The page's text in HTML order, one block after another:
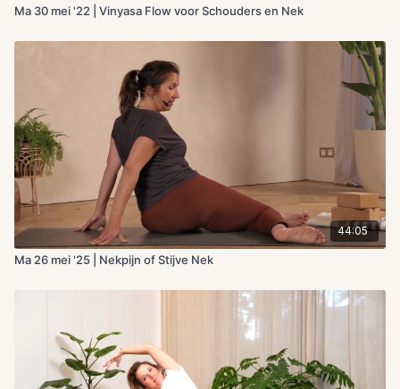
Ma 30 mei '22 | Vinyasa Flow voor Schouders en Nek
44:05
Ma 26 mei '25 | Nekpijn of Stijve Nek